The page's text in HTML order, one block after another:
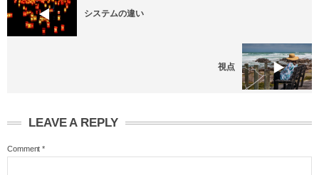
システムの違い
視点
LEAVE A REPLY
Comment *